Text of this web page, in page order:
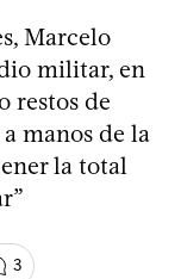
Marcelo
militar, en
restos de
manos de la
la total
3